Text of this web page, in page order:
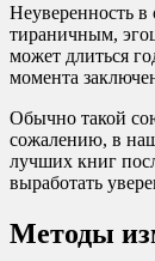
Неуверенность в
тираничным,
может длиться
момента
Обычно такой
сожалению, в
лучших книг
выработать
Методы